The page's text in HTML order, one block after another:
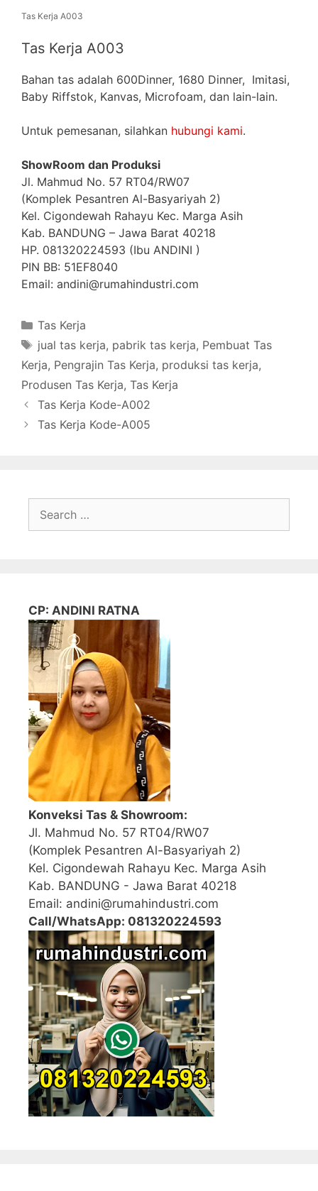
Tas Kerja A003
Tas Kerja A003
Bahan tas adalah 600Dinner, 1680 Dinner, Imitasi,
Baby Riffstok, Kanvas, Microfoam, dan lain-lain.
Untuk pemesanan, silahkan hubungi kami.
ShowRoom dan Produksi
Jl. Mahmud No. 57 RT04/RW07
(Komplek Pesantren Al-Basyariyah 2)
Kel. Cigondewah Rahayu Kec. Marga Asih
Kab. BANDUNG – Jawa Barat 40218
HP. 081320224593 (Ibu ANDINI )
PIN BB: 51EF8040
Email: andini@rumahindustri.com
Categories
Tas Kerja
Tags
jual tas kerja, pabrik tas kerja, Pembuat Tas
Kerja, Pengrajin Tas Kerja, produksi tas kerja,
Produsen Tas Kerja, Tas Kerja
Tas Kerja Kode-A002
Tas Kerja Kode-A005
for:
CP: ANDINI RATNA
Konveksi Tas & Showroom:
Jl. Mahmud No. 57 RT04/RW07
(Komplek Pesantren Al-Basyariyah 2)
Kel. Cigondewah Rahayu Kec. Marga Asih
Kab. BANDUNG - Jawa Barat 40218
Email: andini@rumahindustri.com
Call/WhatsApp: 081320224593